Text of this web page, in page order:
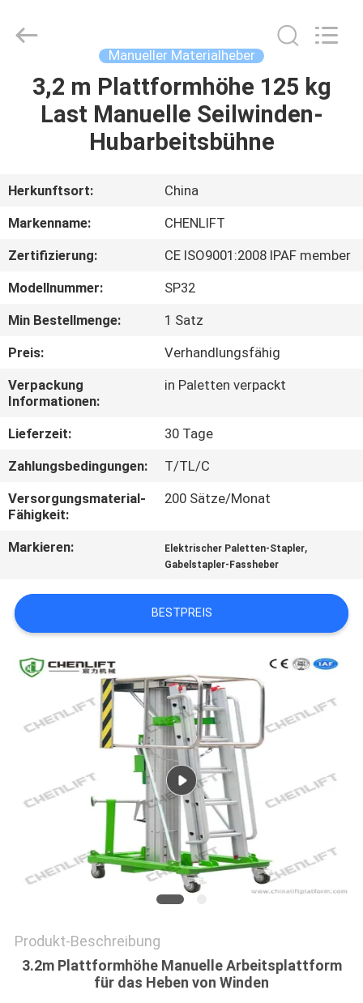
HAUSE
ÜBER
UNS
WERKSBESICHTIGUNG
QUALITÄTSKONTROLLE
KONTAKT
MIT
UNS
NEUIGKEITEN
BITTE UM
ANGEBOT
SITEMAP
DATENSCHUTZRICHTLINIE
LTD.
Manueller Materialheber
3,2 m Plattformhöhe 125 kg
Last Manuelle Seilwinden-
Hubarbeitsbühne
Herkunftsort:
China
Markenname:
CHENLIFT
Zertifizierung:
CE ISO9001:2008 IPAF member
Modellnummer:
SP32
Min Bestellmenge:
1 Satz
Preis:
Verhandlungsfähig
Verpackung
Informationen:
in Paletten verpackt
Lieferzeit:
30 Tage
Zahlungsbedingungen:
T/TL/C
Versorgungsmaterial-
Fähigkeit:
200 Sätze/Monat
Markieren: Elektrischer Paletten-Stapler,
Gabelstapler-Fassheber
BESTPREIS
Produkt-Beschreibung
3.2m Plattformhöhe Manuelle Arbeitsplattform
für das Heben von Winden